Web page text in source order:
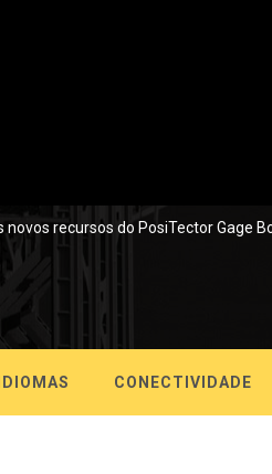
recursos do PosiTector Gage
IDIOMAS CONECTIVIDADE